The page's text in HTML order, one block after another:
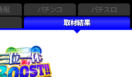
報 パチンコ
パチスロ
取材結果